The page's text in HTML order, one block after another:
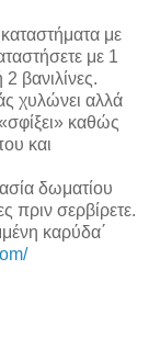
με
με 1
βανιλίνες.
χυλώνει αλλά
καθώς
και
δωματίου
πριν σερβίρετε.
καρύδα΄